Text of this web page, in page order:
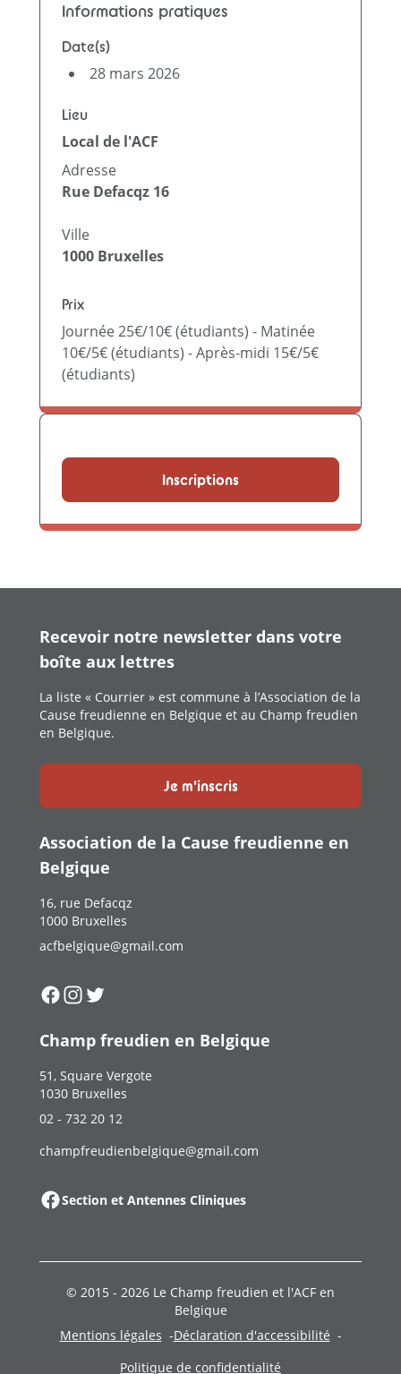
Informations pratiques
Date(s)
28 mars 2026
Lieu
Local de l'ACF
Adresse
Rue Defacqz 16
Ville
1000 Bruxelles
Prix
Journée 25€/10€ (étudiants) - Matinée
10€/5€ (étudiants) - Après-midi 15€/5€
(étudiants)
Inscriptions
Recevoir notre newsletter dans votre
boîte aux lettres
La liste « Courrier » est commune à l’Association de la
Cause freudienne en Belgique et au Champ freudien
en Belgique.
Je m'inscris
Association de la Cause freudienne en
Belgique
16, rue Defacqz
1000 Bruxelles
acfbelgique@gmail.com
Suivez-nous sur
Suivez-nous sur
Suivez-nous sur
Champ freudien en Belgique
51, Square Vergote
1030 Bruxelles
02 - 732 20 12
champfreudienbelgique@gmail.com
Section et Antennes Cliniques
© 2015 - 2026 Le Champ freudien et l'ACF en
Belgique
Mentions légales
Déclaration d'accessibilité
Politique de confidentialité